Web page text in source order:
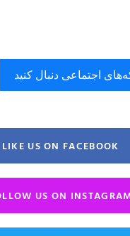
اجتماعی دنبال کنید
LIKE US ON FACEBOOK
US ON